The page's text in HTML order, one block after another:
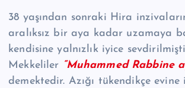
38 yaşından sonraki Hira
aralıksız bir aya kadar uzamaya
kendisine yalnızlık iyice
Mekkeliler “Muhammed Rabbine
demektedir. Azığı tükendikçe